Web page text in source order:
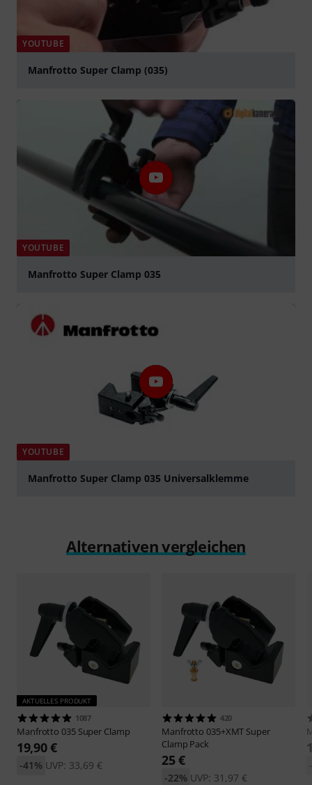
YOUTUBE
Manfrotto Super Clamp (035)
YOUTUBE
Manfrotto Super Clamp 035
YOUTUBE
Manfrotto Super Clamp 035 Universalklemme
Alternativen vergleichen
AKTUELLES PRODUKT
1087
Manfrotto 035 Super Clamp
19,90 €
UVP: 33,69 €
-41%
420
Manfrotto 035+XMT Super
Clamp Pack
25 €
UVP: 31,97 €
-22%